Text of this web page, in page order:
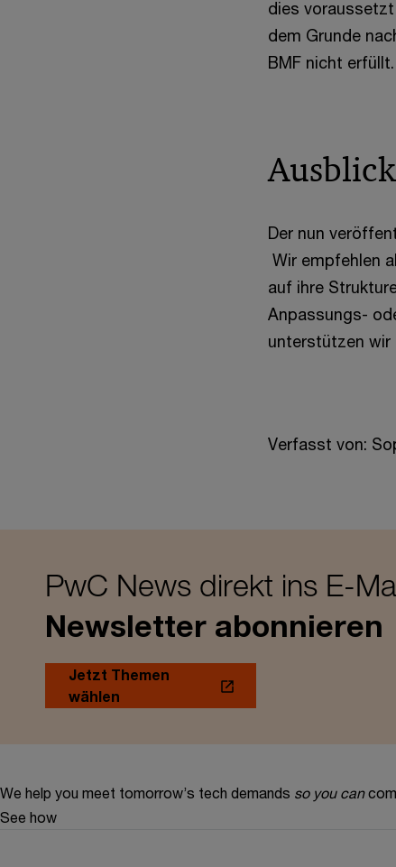
dies
dem Grunde
BMF nicht erfüllt.
Ausblick
Der nun
Wir empfehlen
auf ihre
Anpassungs-
unterstützen wir
Verfasst von:
PwC News direkt ins E-
Newsletter abonnieren
Jetzt Themen
wählen
We help you meet tomorrow’s tech demands so you can
See how